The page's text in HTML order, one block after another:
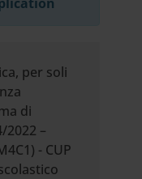
per soli
di
–
- CUP